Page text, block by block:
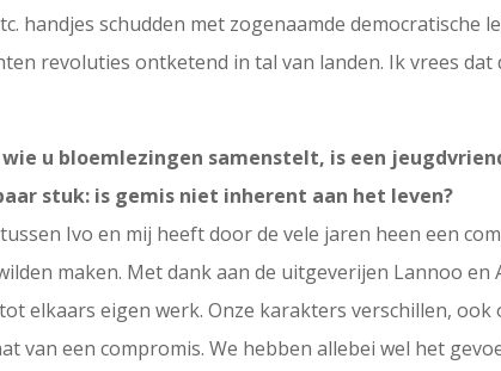
handjes schudden met zogenaamde democratische
revoluties ontketend in tal van landen. Ik vrees dat
u bloemlezingen samenstelt, is een
stuk: is gemis niet inherent aan het leven?
Ivo en mij heeft door de vele jaren heen een
maken. Met dank aan de uitgeverijen Lannoo en
elkaars eigen werk. Onze karakters verschillen, ook
van een compromis. We hebben allebei wel het